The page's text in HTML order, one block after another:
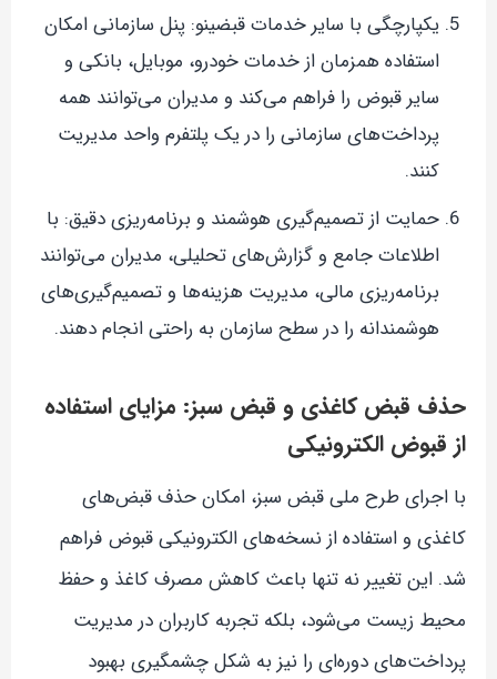
یکپارچگی با سایر خدمات قبضینو: پنل سازمانی امکان
استفاده همزمان از خدمات خودرو، موبایل، بانکی و
سایر قبوض را فراهم می‌کند و مدیران می‌توانند همه
پرداخت‌های سازمانی را در یک پلتفرم واحد مدیریت
کنند.
حمایت از تصمیم‌گیری هوشمند و برنامه‌ریزی دقیق: با
اطلاعات جامع و گزارش‌های تحلیلی، مدیران می‌توانند
برنامه‌ریزی مالی، مدیریت هزینه‌ها و تصمیم‌گیری‌های
هوشمندانه را در سطح سازمان به راحتی انجام دهند.
حذف قبض کاغذی و قبض سبز: مزایای استفاده
از قبوض الکترونیکی
با اجرای طرح ملی قبض سبز، امکان حذف قبض‌های
کاغذی و استفاده از نسخه‌های الکترونیکی قبوض فراهم
شد. این تغییر نه تنها باعث کاهش مصرف کاغذ و حفظ
محیط زیست می‌شود، بلکه تجربه کاربران در مدیریت
پرداخت‌های دوره‌ای را نیز به شکل چشمگیری بهبود